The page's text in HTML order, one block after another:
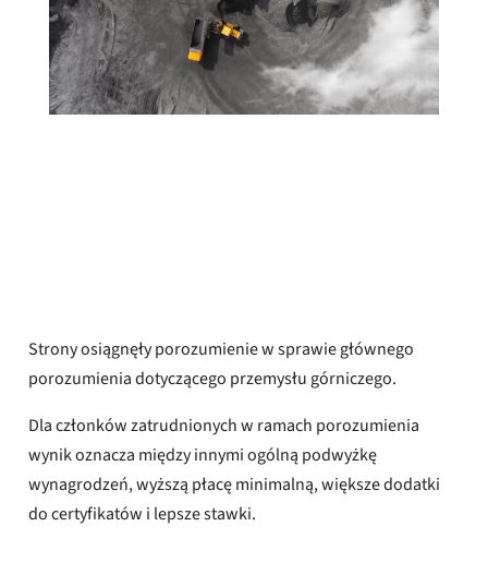
Strony osiągnęły porozumienie w sprawie głównego
porozumienia dotyczącego przemysłu górniczego.
Dla członków zatrudnionych w ramach porozumienia
wynik oznacza między innymi ogólną podwyżkę
wynagrodzeń, wyższą płacę minimalną, większe dodatki
do certyfikatów i lepsze stawki.